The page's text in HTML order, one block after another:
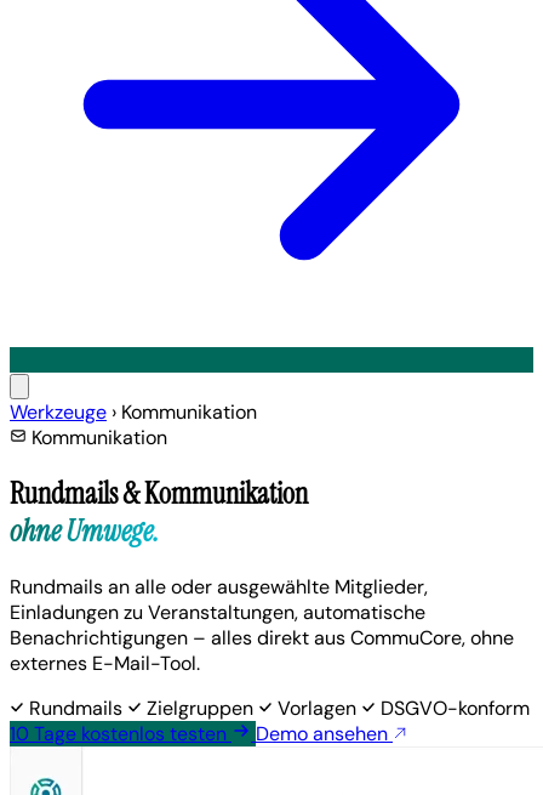
Werkzeuge › Kommunikation
Kommunikation
Rundmails & Kommunikation
ohne Umwege.
Rundmails an alle oder ausgewählte Mitglieder,
Einladungen zu Veranstaltungen, automatische
Benachrichtigungen – alles direkt aus CommuCore, ohne
externes E-Mail-Tool.
Rundmails
Zielgruppen Vorlagen
DSGVO-konform
10 Tage kostenlostesten Demo ansehen